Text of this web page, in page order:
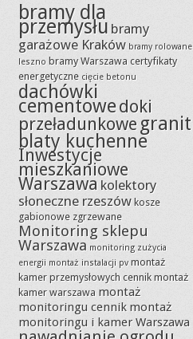
bramy dla
przemysłu bramy
garażowe Kraków bramy rolowane
leszno bramy Warszawa certyfikaty
energetyczne cięcie betonu
dachówki
cementowedoki
przeładunkowe granit
blaty kuchenne
Inwestycje
mieszkaniowe
Warszawa kolektory
słoneczne rzeszów kosze
gabionowe zgrzewane
Monitoring sklepu
Warszawa monitoring zużycia
energii montaż instalacji pv montaż
kamer przemysłowych cennik montaż
kamer warszawa montaż
monitoringu cennik montaż
monitoringu i kamer Warszawa